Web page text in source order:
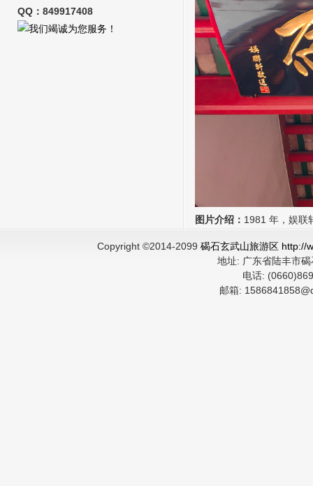
图片介绍： 1981 年，娱联
QQ：849917408
Copyright ©2014-2099 碣石玄武山旅游区 http://
地址: 广东省陆丰市
电话:
邮箱: